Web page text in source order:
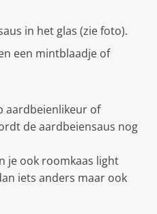
in het glas (zie foto).
een mintblaadje of
aardbeienlikeur of
de aardbeiensaus nog
je ook roomkaas light
iets anders maar ook